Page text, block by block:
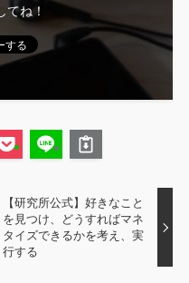
てね！
【研究所公式】好きなこと
を見つけ、どうすればマネ
タイズできるかを考え、実
行する